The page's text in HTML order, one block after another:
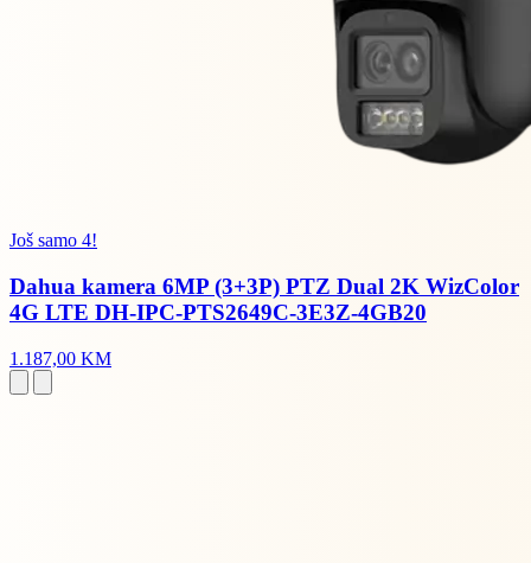
Još samo 4!
Dahua kamera 6MP (3+3P) PTZ Dual 2K WizColor
4G LTE DH-IPC-PTS2649C-3E3Z-4GB20
1.187,00 KM